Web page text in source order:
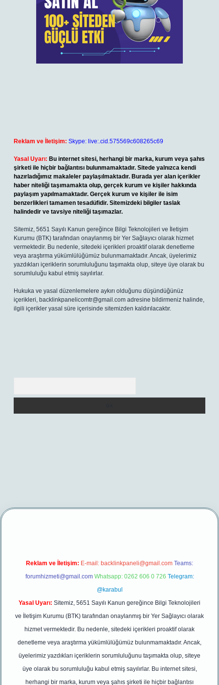
Reklam ve İletişim: Skype: live:.cid.575569c608265c69
Yasal Uyarı: Bu internet sitesi, herhangi bir marka, kurum veya şahıs
şirketi ile hiçbir bağlantısı bulunmamaktadır. Sitede yalnızca kendi
hazırladığımız makaleler paylaşılmaktadır. Burada yer alan içerikler
haber niteliği taşımamakta olup, gerçek kurum ve kişiler hakkında
paylaşım yapılmamaktadır. Gerçek kurum ve kişiler ile isim
benzerlikleri tamamen tesadüfidir. Sitemizdeki bilgiler taslak
halindedir ve tavsiye niteliği taşımazlar.
Sitemiz, 5651 Sayılı Kanun gereğince Bilgi Teknolojileri ve İletişim
Kurumu (BTK) tarafından onaylanmış bir Yer Sağlayıcı olarak hizmet
vermektedir. Bu nedenle, sitedeki içerikleri proaktif olarak denetleme
veya araştırma yükümlülüğümüz bulunmamaktadır. Ancak, üyelerimiz
yazdıkları içeriklerin sorumluluğunu taşımakta olup, siteye üye olarak bu
sorumluluğu kabul etmiş sayılırlar.
Hukuka ve yasal düzenlemelere aykırı olduğunu düşündüğünüz
içerikleri, backlinkpanelicomtr@gmail.com adresine bildirmeniz halinde,
ilgili içerikler yasal süre içerisinde sitemizden kaldırılacaktır.
betexper yeni giriş
Reklam ve İletişim: E-mail: backlinkpaneli@gmail.com Teams:
forumhizmeti@gmail.com Whatsapp: 0262 606 0 726 Telegram:
@karabul
Yasal Uyarı: Sitemiz, 5651 Sayılı Kanun gereğince Bilgi Teknolojileri
ve İletişim Kurumu (BTK) tarafından onaylanmış bir Yer Sağlayıcı olarak
hizmet vermektedir. Bu nedenle, sitedeki içerikleri proaktif olarak
denetleme veya araştırma yükümlülüğümüz bulunmamaktadır. Ancak,
üyelerimiz yazdıkları içeriklerin sorumluluğunu taşımakta olup, siteye
üye olarak bu sorumluluğu kabul etmiş sayılırlar. Bu internet sitesi,
herhangi bir marka, kurum veya şahıs şirketi ile hiçbir bağlantısı